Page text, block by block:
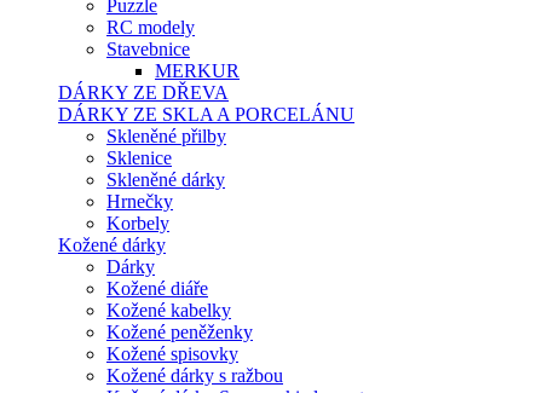
Puzzle
RC modely
Stavebnice
MERKUR
DÁRKY ZE DŘEVA
DÁRKY ZE SKLA A PORCELÁNU
Skleněné přilby
Sklenice
Skleněné dárky
Hrnečky
Korbely
Kožené dárky
Dárky
Kožené diáře
Kožené kabelky
Kožené peněženky
Kožené spisovky
Kožené dárky s ražbou